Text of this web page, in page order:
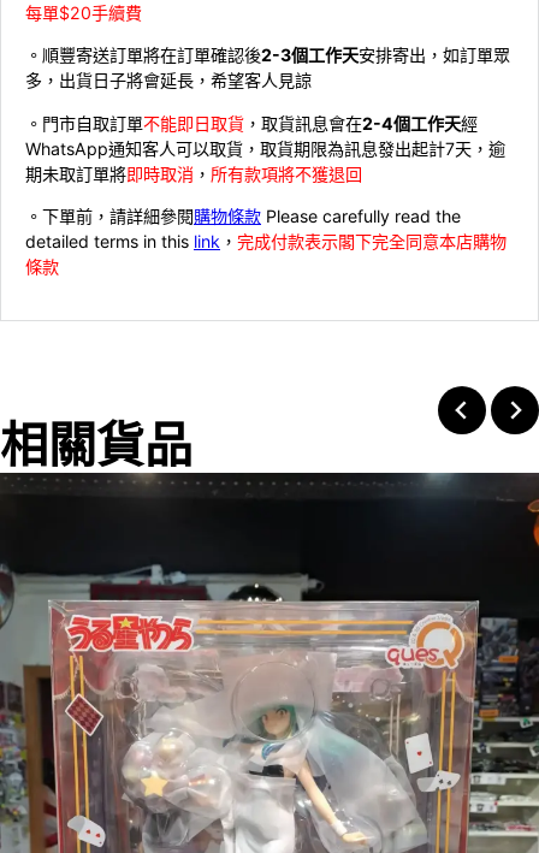
每單$20手續費
。順豐寄送訂單將在訂單確認後2-3個工作天安排寄出，如訂單眾
多，出貨日子將會延長，希望客人見諒
。門市自取訂單不能即日取貨 ，取貨訊息會在2-4個工作天經
WhatsApp通知客人可以取貨，取貨期限為訊息發出起計7天，逾
期未取訂單將即時取消 ， 所有款項將不獲退回
。下單前，請詳細參閱購物條款 Please carefully read the
detailed terms in this link ， 完成付款表示閣下完全同意本店購物
條款
相關貨品